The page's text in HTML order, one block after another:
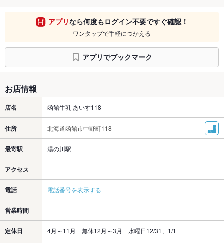
アプリなら何度もログイン不要ですぐ確認！
ワンタップで手軽につかえる
アプリでブックマーク
お店情報
店名 函館牛乳 あいす118
住所 北海道函館市中野町118
最寄駅 湯の川駅
アクセス －
電話 電話番号を表示する
営業時間 －
定休日 4月～11月 無休12月～3月 水曜日12/31、1/1